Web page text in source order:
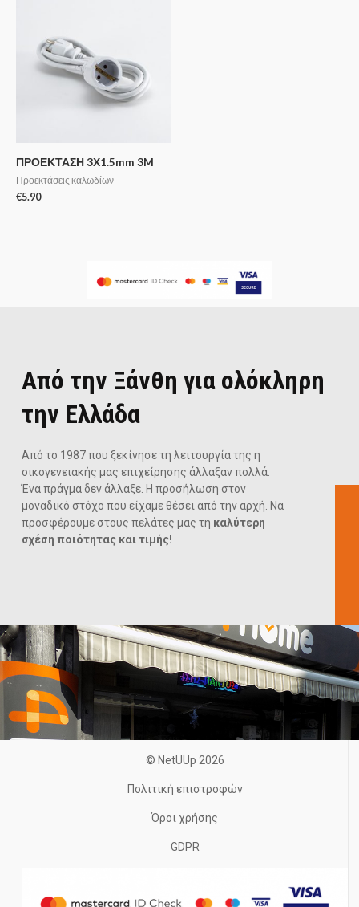
ΠΡΟΕΚΤΑΣΗ 3Χ1.5mm 3M
Προεκτάσεις καλωδίων
€5.90
Από την Ξάνθη για ολόκληρη
την Ελλάδα
Από το 1987 που ξεκίνησε τη λειτουργία της η
οικογενειακής μας επιχείρησης άλλαξαν πολλά.
Ένα πράγμα δεν άλλαξε. Η προσήλωση στον
μοναδικό στόχο που είχαμε θέσει από την αρχή. Να
προσφέρουμε στους πελάτες μας τη καλύτερη
σχέση ποιότητας και τιμής!
© NetUUp 2026
Πολιτική επιστροφών
Όροι χρήσης
GDPR